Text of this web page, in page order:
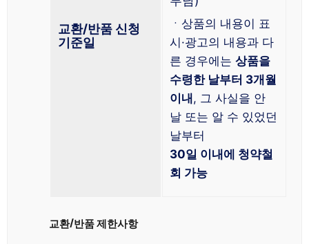
교환/반품 신청
기준일
ㆍ상품의 내용이 표
시·광고의 내용과 다
른 경우에는 상품을
수령한 날부터 3개월
이내, 그 사실을 안
날 또는 알 수 있었던
날부터
30일 이내에 청약철
회 가능
교환/반품 제한사항